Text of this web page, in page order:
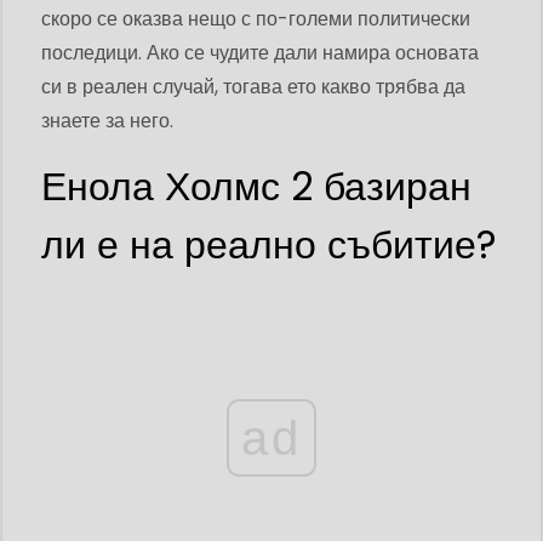
скоро се оказва нещо с по-големи политически
последици. Ако се чудите дали намира основата
си в реален случай, тогава ето какво трябва да
знаете за него.
Енола Холмс 2 базиран
ли е на реално събитие?
ad